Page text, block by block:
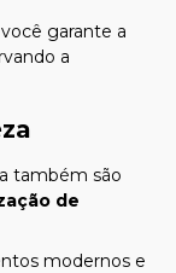
garante a
a
também são
de
modernos e